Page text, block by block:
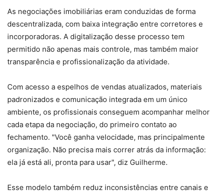
As negociações imobiliárias eram conduzidas de forma
descentralizada, com baixa integração entre corretores e
incorporadoras. A digitalização desse processo tem
permitido não apenas mais controle, mas também maior
transparência e profissionalização da atividade.
Com acesso a espelhos de vendas atualizados, materiais
padronizados e comunicação integrada em um único
ambiente, os profissionais conseguem acompanhar melhor
cada etapa da negociação, do primeiro contato ao
fechamento. "Você ganha velocidade, mas principalmente
organização. Não precisa mais correr atrás da informação:
ela já está ali, pronta para usar", diz Guilherme.
Esse modelo também reduz inconsistências entre canais e